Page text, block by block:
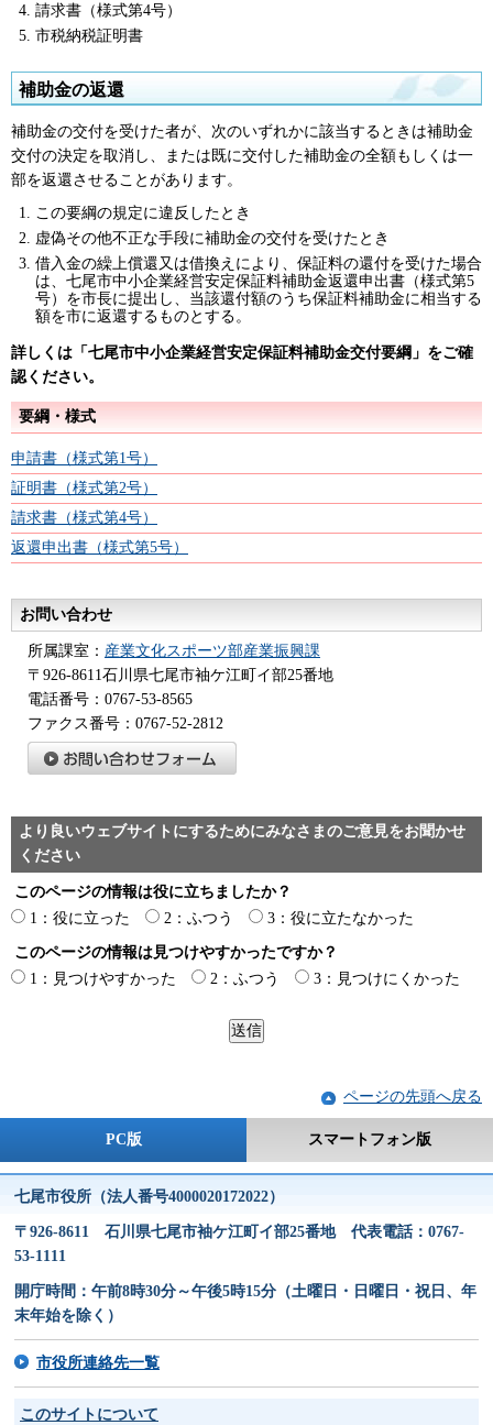
請求書（様式第4号）
市税納税証明書
補助金の返還
補助金の交付を受けた者が、次のいずれかに該当するときは補助金
交付の決定を取消し、または既に交付した補助金の全額もしくは一
部を返還させることがあります。
この要綱の規定に違反したとき
虚偽その他不正な手段に補助金の交付を受けたとき
借入金の繰上償還又は借換えにより、保証料の還付を受けた場合
は、七尾市中小企業経営安定保証料補助金返還申出書（様式第5
号）を市長に提出し、当該還付額のうち保証料補助金に相当する
額を市に返還するものとする。
詳しくは「七尾市中小企業経営安定保証料補助金交付要綱」をご確
認ください。
要綱・様式
申請書（様式第1号）
証明書（様式第2号）
請求書（様式第4号）
返還申出書（様式第5号）
お問い合わせ
所属課室： 産業文化スポーツ部産業振興課
〒926-8611石川県七尾市袖ケ江町イ部25番地
電話番号：0767-53-8565
ファクス番号：0767-52-2812
より良いウェブサイトにするためにみなさまのご意見をお聞かせ
ください
このページの情報は役に立ちましたか？
1：役に立った
2：ふつう 3：役に立たなかった
このページの情報は見つけやすかったですか？
1：見つけやすかった
2：ふつう 3：見つけにくかった
ページの先頭へ戻る
PC版 スマートフォン版
七尾市役所（法人番号4000020172022）
〒926-8611 石川県七尾市袖ケ江町イ部25番地 代表電話：0767-
53-1111
開庁時間：午前8時30分～午後5時15分（土曜日・日曜日・祝日、年
末年始を除く）
市役所連絡先一覧
このサイトについて